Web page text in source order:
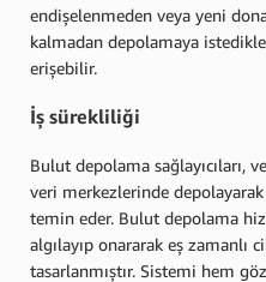
endişelenmeden veya yeni
kalmadan depolamaya
erişebilir.
İş sürekliliği
Bulut depolama sağlayıcıları,
veri merkezlerinde
temin eder. Bulut depolama
algılayıp onararak eş zamanlı
tasarlanmıştır. Sistemi hem